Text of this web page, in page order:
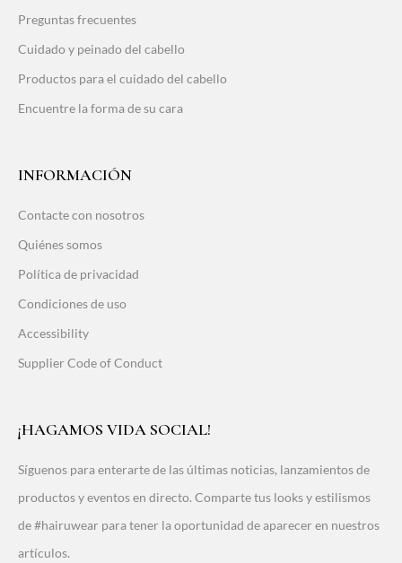
Preguntas frecuentes
Cuidado y peinado del cabello
Productos para el cuidado del cabello
Encuentre la forma de su cara
INFORMACIÓN
Contacte con nosotros
Quiénes somos
Política de privacidad
Condiciones de uso
Accessibility
Supplier Code of Conduct
¡HAGAMOS VIDA SOCIAL!
Síguenos para enterarte de las últimas noticias, lanzamientos de
productos y eventos en directo. Comparte tus looks y estilismos
de #hairuwear para tener la oportunidad de aparecer en nuestros
artículos.